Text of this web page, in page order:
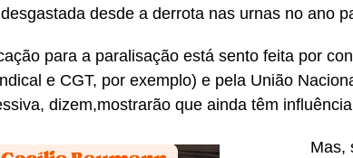
desde a derrota nas urnas no ano
para a paralisação está sento feita por
e CGT, por exemplo) e pela União
dizem,mostrarão que ainda têm
Mas,